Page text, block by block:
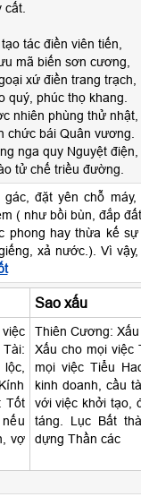
tác điền viên tiến,
mã biến sơn cương,
xứ điền trang trạch,
quý, phúc thọ khang.
nhiên phùng thử nhật,
chức bái Quân vương.
nga quy Nguyệt điện,
tử chế triều đường.
đặt yên chỗ
( như bồi bùn, đắp
hay thừa kế
xả nước.). Vì
Sao xấu
Tài:
Tốt
vợ
Thiên Cương:
Xấu cho mọi việc
mọi việc Tiểu
kinh doanh, cầu
với việc khởi tạo,
táng. Lục Bất
dựng Thần các